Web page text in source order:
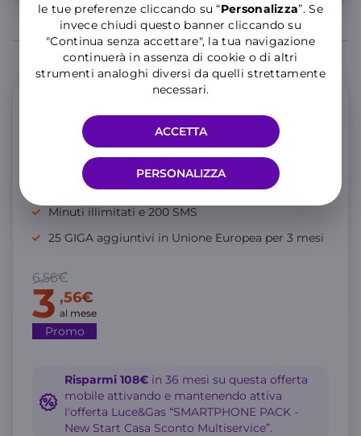
le tue preferenze cliccando su “Personalizza”. Se
invece chiudi questo banner cliccando su
"Continua senza accettare", la tua navigazione
continuerà in assenza di cookie o di altri
strumenti analoghi diversi da quelli strettamente
necessari.
PERSONALIZZA
ACCETTA
WINDTRE Mobile online
GIGA illimitati in 5G Full Speed
Minuti illimitati e 200 SMS
25 GIGA aggiuntivi in Unione Europea per 3 mesi
6,56€
3 ,56€
al mese
Promo
Risparmi 108€ in 36 mesi su questa offerta
mobile attivando e mantenendo attiva
l'offerta Luce&Gas “SMARTPHONE PACK -
New Start Casa Sconto Multiservice”.